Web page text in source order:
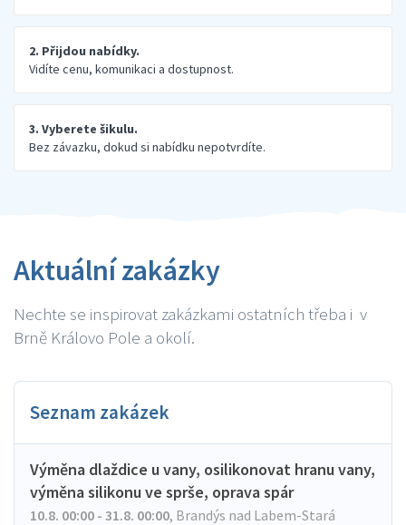
2. Přijdou nabídky.
Vidíte cenu, komunikaci a dostupnost.
3. Vyberete šikulu.
Bez závazku, dokud si nabídku nepotvrdíte.
Aktuální zakázky
Nechte se inspirovat zakázkami ostatních třeba i v
Brně Královo Pole a okolí.
Seznam zakázek
Výměna dlaždice u vany, osilikonovat hranu vany,
výměna silikonu ve sprše, oprava spár
10.8. 00:00 - 31.8. 00:00, Brandýs nad Labem-Stará